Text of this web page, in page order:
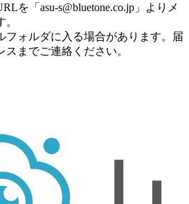
を「asu-s@bluetone.co.jp」よりメ
フォルダに入る場合があります。届
までご連絡ください。